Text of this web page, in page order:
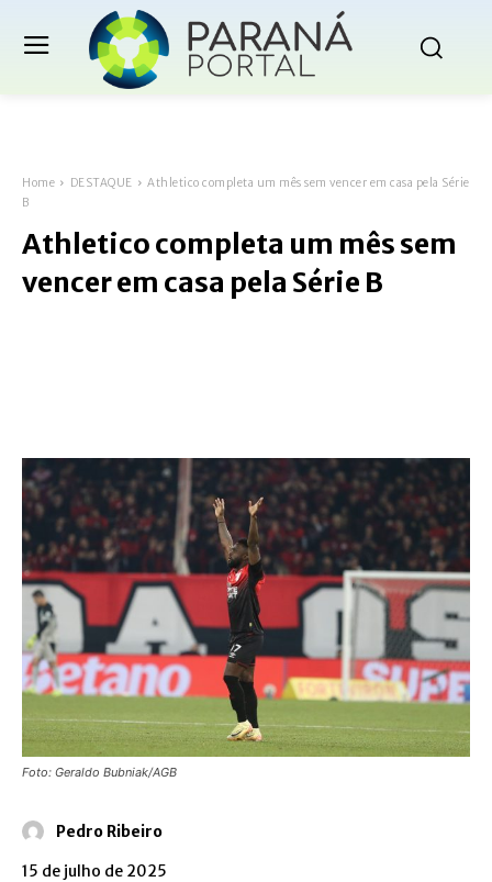
Home DESTAQUE
Athletico completa um mês sem vencer em casa pela Série
B
Athletico completa um mês sem
vencer em casa pela Série B
Foto: Geraldo Bubniak/AGB
Pedro Ribeiro
15 de julho de 2025